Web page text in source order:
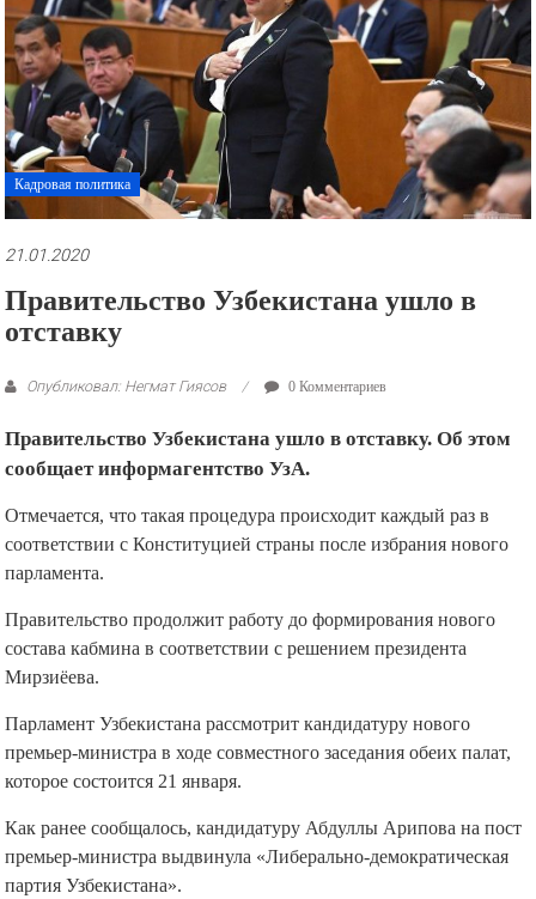
рекламные
ролики
и
презентации.
Кадровая политика
21.01.2020
Правительство Узбекистана ушло в
отставку
Опубликовал: Негмат Гиясов 0 Комментариев
Правительство Узбекистана ушло в отставку. Об этом
сообщает информагентство УзА.
Отмечается, что такая процедура происходит каждый раз в
соответствии с Конституцией страны после избрания нового
парламента.
Правительство продолжит работу до формирования нового
состава кабмина в соответствии с решением президента
Мирзиёева.
Парламент Узбекистана рассмотрит кандидатуру нового
премьер-министра в ходе совместного заседания обеих палат,
которое состоится 21 января.
Как ранее сообщалось, кандидатуру Абдуллы Арипова на пост
премьер-министра выдвинула «Либерально-демократическая
партия Узбекистана».